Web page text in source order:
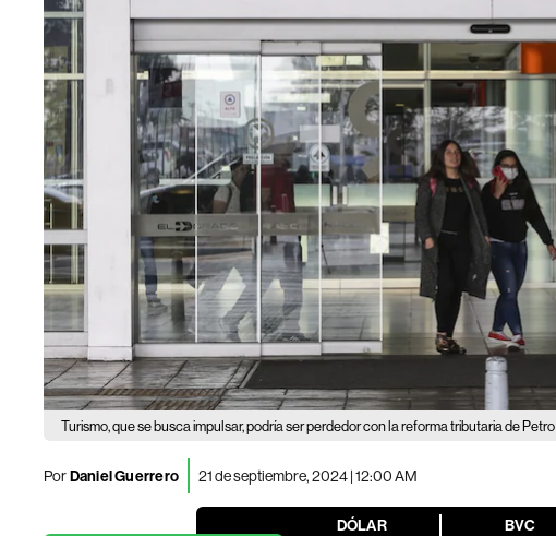
Turismo, que se busca impulsar, podría ser perdedor con la reforma tributaria de Petro
PorDaniel Guerrero 21 de septiembre, 2024 | 12:00 AM
DÓLAR BVC